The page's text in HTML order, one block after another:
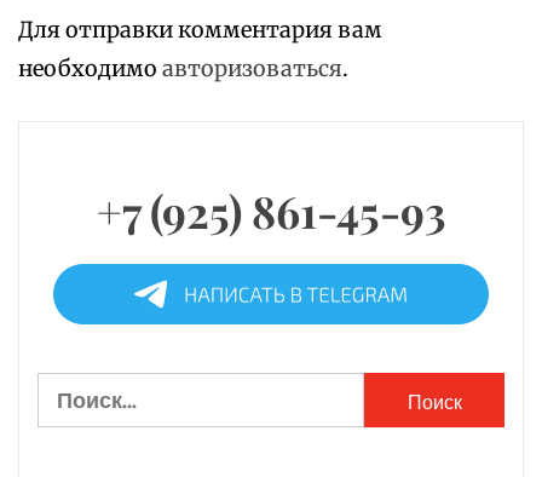
Для отправки комментария вам
необходимо авторизоваться.
+7 (925) 861-45-93
Найти: